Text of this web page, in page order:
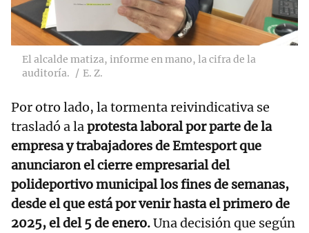
El alcalde matiza, informe en mano, la cifra de la
auditoría.
E. Z.
Por otro lado, la tormenta reivindicativa se
trasladó a laprotesta laboral por parte de la
empresa y trabajadores de Emtesport que
anunciaron el cierre empresarial del
polideportivo municipal los fines de semanas,
desde el que está por venir hasta el primero de
2025, el del 5 de enero.Una decisión que según